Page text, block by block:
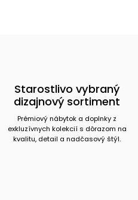
Starostlivo vybraný
dizajnový sortiment
Prémiový nábytok a doplnky z
exkluzívnych kolekcií s dôrazom na
kvalitu, detail a nadčasový štýl.